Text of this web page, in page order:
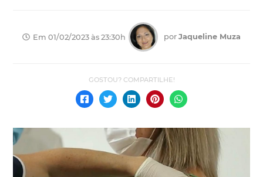
Em 01/02/2023 às 23:30h por Jaqueline Muza